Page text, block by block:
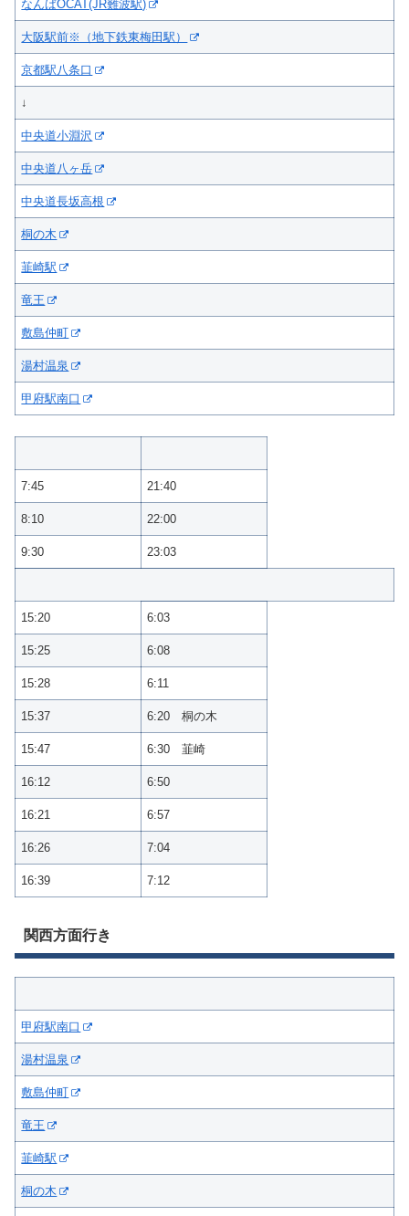
なんばOCAT(JR難波駅)
大阪駅前※（地下鉄東梅田駅）
京都駅八条口
↓
中央道小淵沢
中央道八ヶ岳
中央道長坂高根
桐の木
韮崎駅
竜王
敷島仲町
湯村温泉
甲府駅南口
7:45 21:40
8:10 22:00
9:30 23:03
15:20 6:03
15:25 6:08
15:28 6:11
15:37 6:20 桐の木
15:47 6:30 韮崎
16:12 6:50
16:21 6:57
16:26 7:04
16:39 7:12
関西方面行き
甲府駅南口
湯村温泉
敷島仲町
竜王
韮崎駅
桐の木